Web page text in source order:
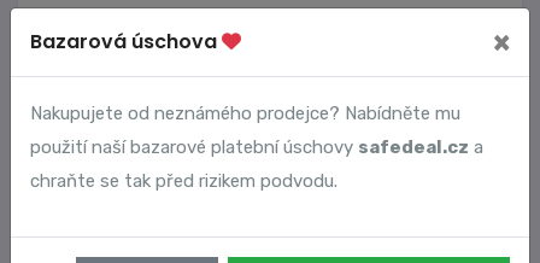
Vyhledané podvody
Číslo podvodu Datum
Bazarová úschova ×
Nakupujete od neznámého prodejce? Nabídněte mu
použití naší bazarové platební úschovy safedeal.cz a
chraňte se tak před rizikem podvodu.